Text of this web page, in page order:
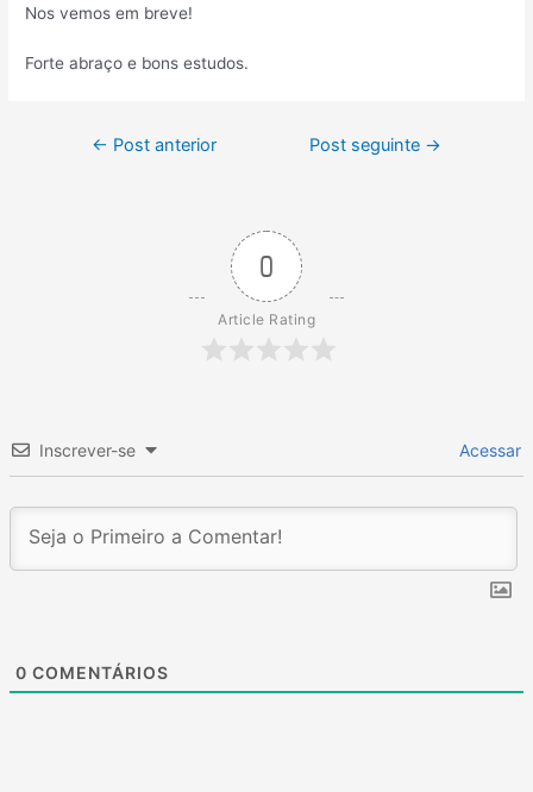
Nos vemos em breve!
Forte abraço e bons estudos.
Navegação
← Post anterior Post seguinte →
0
Article Rating
Inscrever-se Acessar
0 COMENTÁRIOS